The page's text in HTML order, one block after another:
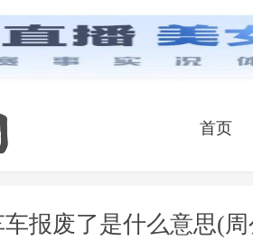
首页
报废了是什么意思(